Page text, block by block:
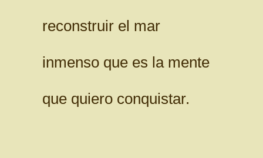
reconstruir el mar
inmenso que es la mente
que quiero conquistar.